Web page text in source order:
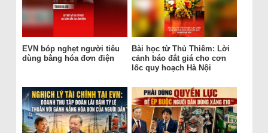
EVN bóp nghẹt người tiêu
dùng bằng hóa đơn điện
Bài học từ Thủ Thiêm: Lời
cảnh báo đắt giá cho cơn
lốc quy hoạch Hà Nội